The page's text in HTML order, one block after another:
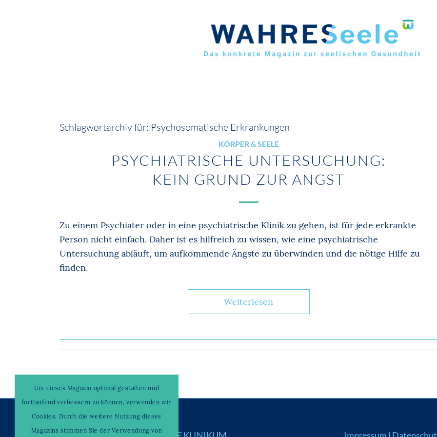
Schlagwortarchiv für: Psychosomatische Erkrankungen
KÖRPER & SEELE
PSYCHIATRISCHE UNTERSUCHUNG:
KEIN GRUND ZUR ANGST
Zu einem Psychiater oder in eine psychiatrische Klinik zu gehen, ist für jede erkrankte
Person nicht einfach. Daher ist es hilfreich zu wissen, wie eine psychiatrische
Untersuchung abläuft, um aufkommende Ängste zu überwinden und die nötige Hilfe zu
finden.
Weiterlesen
© Copyright –WAHRENDORFF KLINIKUM Impressum |
Um dieses Magazin optimal gestalten und
fortlaufend verbessern zu können, verwenden wir
Cookies. Durch die weitere Nutzung dieses
Magazins stimmen Sie der Verwendung von